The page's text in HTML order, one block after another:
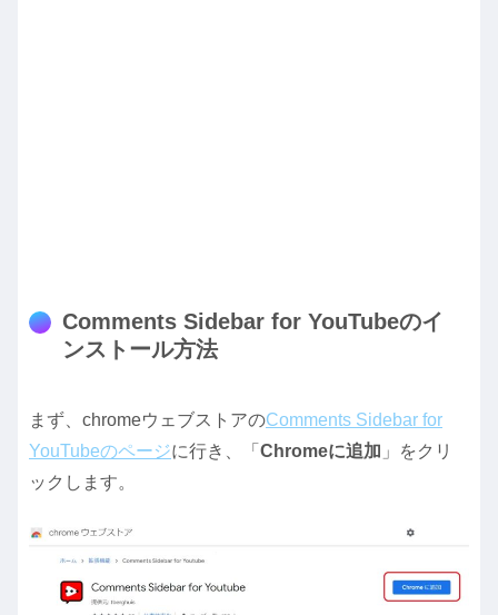
Comments Sidebar for YouTubeのイ
ンストール方法
まず、chromeウェブストアのComments Sidebar for
YouTubeのページに行き、「 Chromeに追加 」をクリ
ックします。